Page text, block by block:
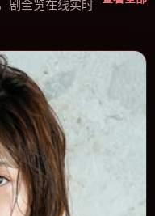
剧全览在线实时